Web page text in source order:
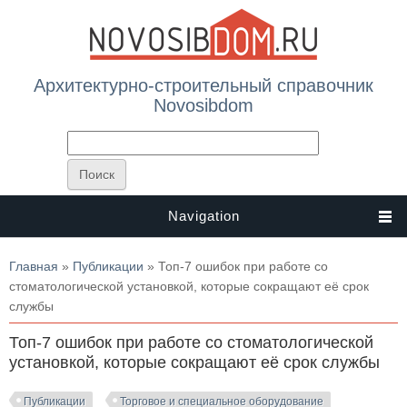
Архитектурно-строительный справочник
Novosibdom
Navigation
Вы здесь
Главная » Публикации » Топ-7 ошибок при работе со
стоматологической установкой, которые сокращают её срок
службы
Топ-7 ошибок при работе со стоматологической
установкой, которые сокращают её срок службы
Публикации Торговое и специальное оборудование